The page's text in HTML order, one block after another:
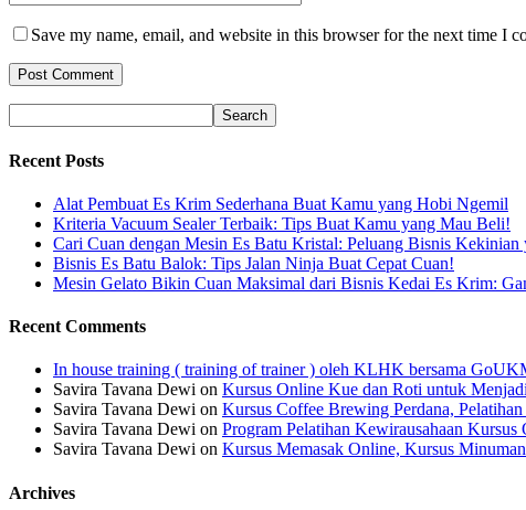
Save my name, email, and website in this browser for the next time I
Recent Posts
Alat Pembuat Es Krim Sederhana Buat Kamu yang Hobi Ngemil
Kriteria Vacuum Sealer Terbaik: Tips Buat Kamu yang Mau Beli!
Cari Cuan dengan Mesin Es Batu Kristal: Peluang Bisnis Kekinian
Bisnis Es Batu Balok: Tips Jalan Ninja Buat Cepat Cuan!
Mesin Gelato Bikin Cuan Maksimal dari Bisnis Kedai Es Krim:
Recent Comments
In house training ( training of trainer ) oleh KLHK bersama
Savira Tavana Dewi on Kursus Online Kue dan Roti untuk
Savira Tavana Dewi on Kursus Coffee Brewing Perdana,
Savira Tavana Dewi on Program Pelatihan Kewirausahaan
Savira Tavana Dewi on Kursus Memasak Online, Kursus
Archives